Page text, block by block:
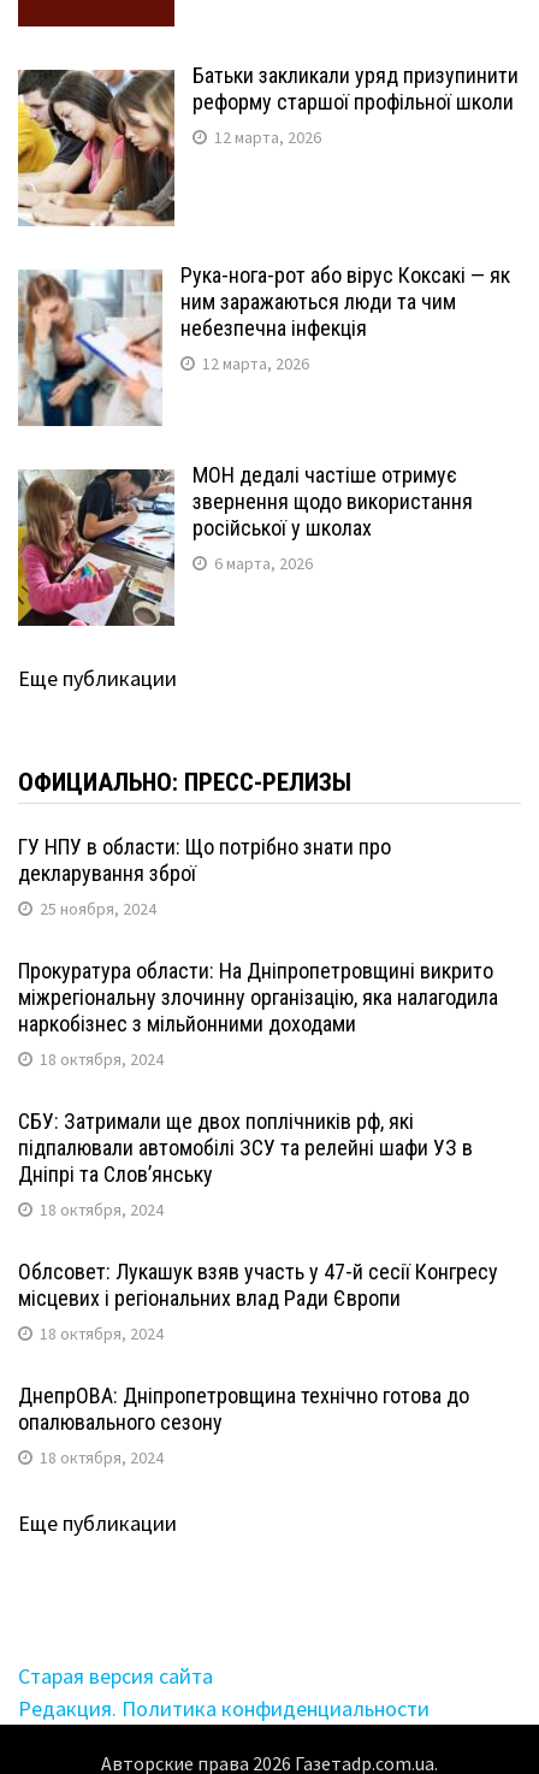
Батьки закликали уряд призупинити
реформу старшої профільної школи
12 марта, 2026
Рука-нога-рот або вірус Коксакі — як
ним заражаються люди та чим
небезпечна інфекція
12 марта, 2026
МОН дедалі частіше отримує
звернення щодо використання
російської у школах
6 марта, 2026
Еще публикации
ОФИЦИАЛЬНО: ПРЕСС-РЕЛИЗЫ
ГУ НПУ в области: Що потрібно знати про
декларування зброї
25 ноября, 2024
Прокуратура области: На Дніпропетровщині викрито
міжрегіональну злочинну організацію, яка налагодила
наркобізнес з мільйонними доходами
18 октября, 2024
СБУ: Затримали ще двох поплічників рф, які
підпалювали автомобілі ЗСУ та релейні шафи УЗ в
Дніпрі та Слов’янську
18 октября, 2024
Облсовет: Лукашук взяв участь у 47-й сесії Конгресу
місцевих і регіональних влад Ради Європи
18 октября, 2024
ДнепрОВА: Дніпропетровщина технічно готова до
опалювального сезону
18 октября, 2024
Еще публикации
Старая версия сайта
Редакция. Политика конфиденциальности
Авторские права 2026 Газетаdp.com.ua.